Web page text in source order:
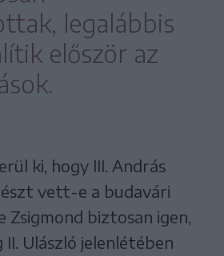
legalábbis
először az
ki, hogy III. András
vett-e a budavári
Zsigmond biztosan igen,
II. Ulászló jelenlétében